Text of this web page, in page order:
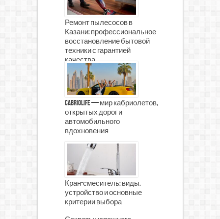
Ремонт пылесосов в
Казани: профессиональное
восстановление бытовой
техники с гарантией
качества
CabrioLife — мир кабриолетов,
открытых дорог и
автомобильного
вдохновения
Кран-смеситель: виды,
устройство и основные
критерии выбора